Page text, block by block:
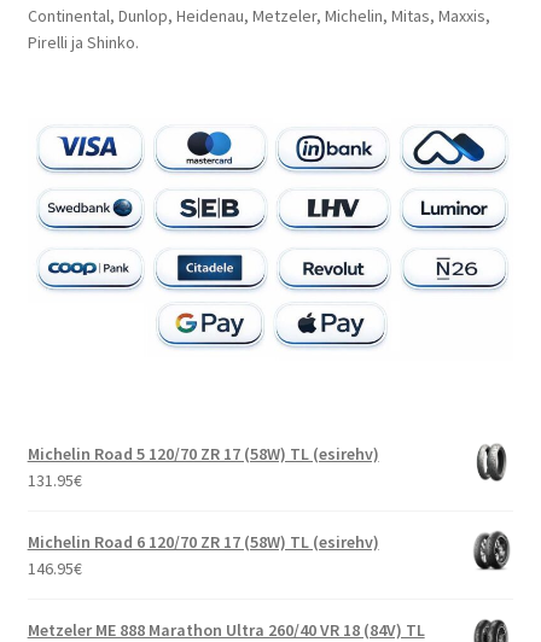
Continental, Dunlop, Heidenau, Metzeler, Michelin, Mitas, Maxxis,
Pirelli ja Shinko.
Michelin Road 5 120/70 ZR 17 (58W) TL (esirehv)
131.95€
Michelin Road 6 120/70 ZR 17 (58W) TL (esirehv)
146.95€
Metzeler ME 888 Marathon Ultra 260/40 VR 18 (84V) TL